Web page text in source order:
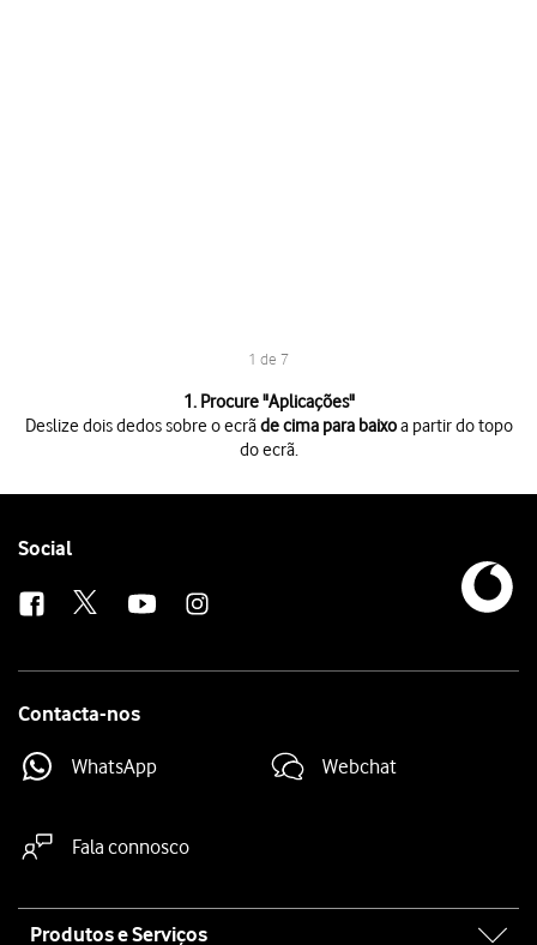
1 de 7
1. Procure "Aplicações"
Deslize dois dedos sobre o ecrãde cima para baixoa partir do topo
do ecrã.
Primao ícone de definições.
Primaa app pretendida
Prima
Limpar cache
Prima
a tecla de início para terminar e voltar ao ecrã inicial.
Follow
Social
Contacta-nos
WhatsApp Webchat
Fala connosco
Produtos e Serviços